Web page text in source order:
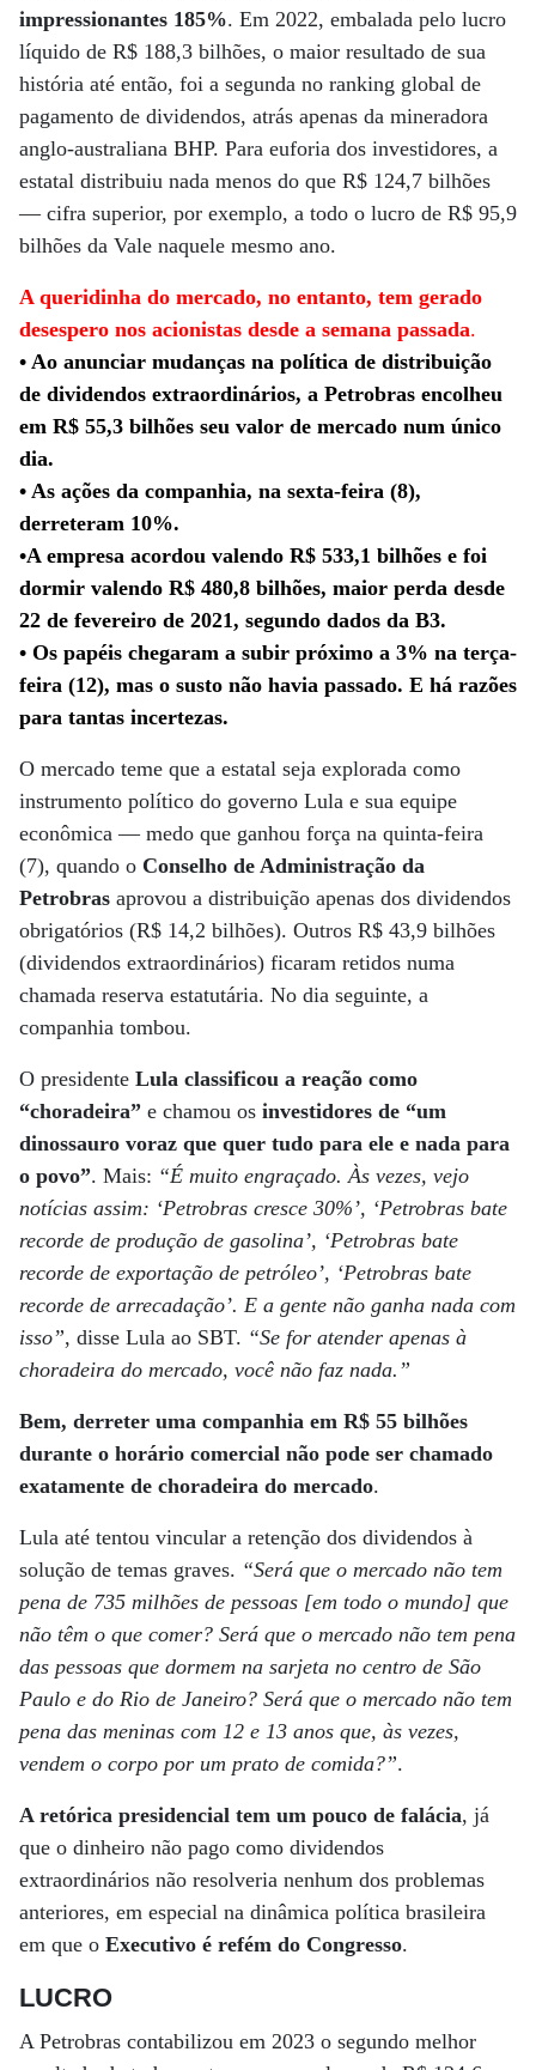
impressionantes 185%. Em 2022, embalada pelo lucro
líquido de R$ 188,3 bilhões, o maior resultado de sua
história até então, foi a segunda no ranking global de
pagamento de dividendos, atrás apenas da mineradora
anglo-australiana BHP. Para euforia dos investidores, a
estatal distribuiu nada menos do que R$ 124,7 bilhões
— cifra superior, por exemplo, a todo o lucro de R$ 95,9
bilhões da Vale naquele mesmo ano.
A queridinha do mercado, no entanto, tem gerado
desespero nos acionistas desde a semana passada.
• Ao anunciar mudanças na política de distribuição
de dividendos extraordinários, a Petrobras encolheu
em R$ 55,3 bilhões seu valor de mercado num único
dia.
• As ações da companhia, na sexta-feira (8),
derreteram 10%.
•A empresa acordou valendo R$ 533,1 bilhões e foi
dormir valendo R$ 480,8 bilhões, maior perda desde
22 de fevereiro de 2021, segundo dados da B3.
• Os papéis chegaram a subir próximo a 3% na terça-
feira (12), mas o susto não havia passado. E há razões
para tantas incertezas.
O mercado teme que a estatal seja explorada como
instrumento político do governo Lula e sua equipe
econômica — medo que ganhou força na quinta-feira
(7), quando o Conselho de Administração da
Petrobras aprovou a distribuição apenas dos dividendos
obrigatórios (R$ 14,2 bilhões). Outros R$ 43,9 bilhões
(dividendos extraordinários) ficaram retidos numa
chamada reserva estatutária. No dia seguinte, a
companhia tombou.
O presidente Lula classificou a reação como
“choradeira” e chamou os investidores de “um
dinossauro voraz que quer tudo para ele e nada para
o povo”. Mais: “É muito engraçado. Às vezes, vejo
notícias assim: ‘Petrobras cresce 30%’, ‘Petrobras bate
recorde de produção de gasolina’, ‘Petrobras bate
recorde de exportação de petróleo’, ‘Petrobras bate
recorde de arrecadação’. E a gente não ganha nada com
isso”, disse Lula ao SBT. “Se for atender apenas à
choradeira do mercado, você não faz nada.”
Bem, derreter uma companhia em R$ 55 bilhões
durante o horário comercial não pode ser chamado
exatamente de choradeira do mercado.
Lula até tentou vincular a retenção dos dividendos à
solução de temas graves. “Será que o mercado não tem
pena de 735 milhões de pessoas [em todo o mundo] que
não têm o que comer? Será que o mercado não tem pena
das pessoas que dormem na sarjeta no centro de São
Paulo e do Rio de Janeiro? Será que o mercado não tem
pena das meninas com 12 e 13 anos que, às vezes,
vendem o corpo por um prato de comida?”.
A retórica presidencial tem um pouco de falácia, já
que o dinheiro não pago como dividendos
extraordinários não resolveria nenhum dos problemas
anteriores, em especial na dinâmica política brasileira
em que o Executivo é refém do Congresso.
LUCRO
A Petrobras contabilizou em 2023 o segundo melhor